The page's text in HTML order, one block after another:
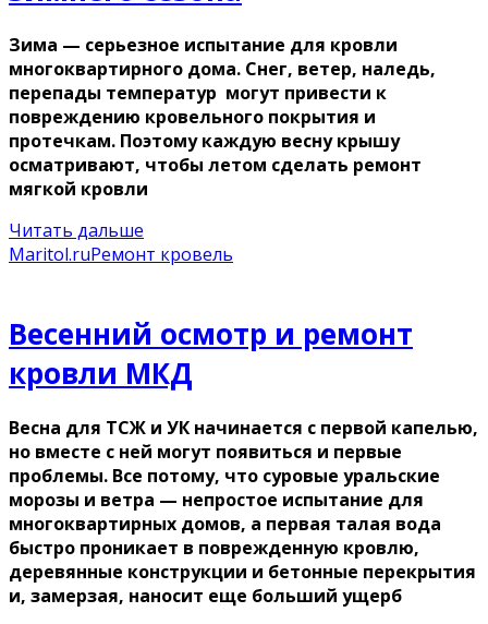
Зима — серьезное испытание для кровли
многоквартирного дома. Снег, ветер, наледь,
перепады температур могут привести к
повреждению кровельного покрытия и
протечкам. Поэтому каждую весну крышу
осматривают, чтобы летом сделать ремонт
мягкой кровли
Читать дальше
Maritol.ruРемонт кровель
Весенний осмотр и ремонт
кровли МКД
Весна для ТСЖ и УК начинается с первой капелью,
но вместе с ней могут появиться и первые
проблемы. Все потому, что суровые уральские
морозы и ветра — непростое испытание для
многоквартирных домов, а первая талая вода
быстро проникает в поврежденную кровлю,
деревянные конструкции и бетонные перекрытия
и, замерзая, наносит еще больший ущерб